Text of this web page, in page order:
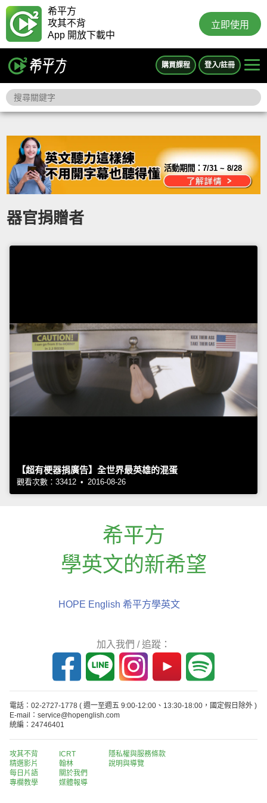
希平方
攻其不背
App 開放下載中
立即使用
購買課程 登入/註冊
活動期間：7/31 ~ 8/28
器官捐贈者
【超有梗器捐廣告】全世界最英雄的混蛋
觀看次數：33412 • 2016-08-26
希平方
學英文的新希望
HOPE English 希平方學英文
加入我們 / 追蹤：
電話：02-2727-1778 ( 週一至週五 9:00-12:00、13:30-18:00，國定假日除外 )
E-mail：service@hopenglish.com
統編：24746401
攻其不背
精選影片
每日片語
專欄教學
ICRT
翰林
關於我們
媒體報導
隱私權與服務條款
說明與導覽